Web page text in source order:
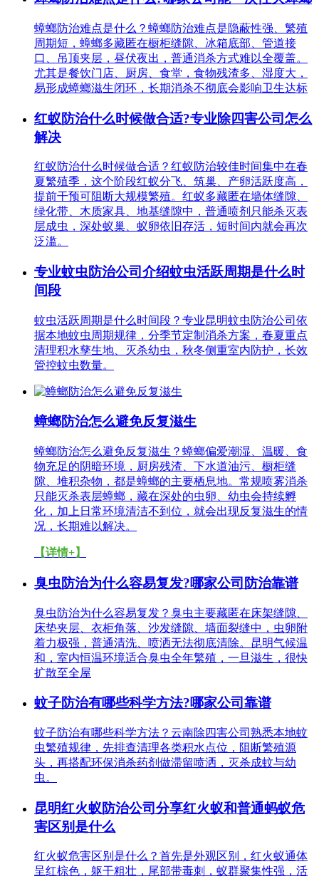
蟑螂防治难点是什么？蟑螂防治难点是隐蔽性强、繁殖
周期短，蟑螂多藏匿在橱柜缝隙、冰箱底部、管道接
口、吊顶夹层，昼伏夜出，普通消杀方式难以全覆盖。
尤其是餐饮门店、厨房、食堂，食物残渣多、湿度大，
易形成蟑螂滋生闭环，长期消杀不彻底会影响卫生达标
红蚁防治什么时候做合适?专业除四害公司怎么
解决
红蚁防治什么时候做合适？红蚁防治较佳时间集中在春
夏繁殖季，这个阶段红蚁分飞、筑巢、产卵活跃度高，
提前干预可阻断大规模繁殖。红蚁多藏匿在墙体缝隙、
绿化带、木质家具、地基缝隙中，普通喷剂只能杀灭表
层成虫，深处蚁巢、蚁卵依旧存活，短时间内就会再次
泛滥。
专业蚊虫防治公司介绍蚊虫活跃周期是什么时
间段
蚊虫活跃周期是什么时间段？专业昆明蚊虫防治公司依
据本地蚊虫周期规律，分季节定制消杀方案，春夏重点
清理积水孳生地、灭杀幼虫，秋冬侧重室内防护，长效
管控蚊虫数量。
蟑螂防治怎么避免反复滋生
蟑螂防治怎么避免反复滋生？蟑螂偏爱潮湿、温暖、食
物充足的阴暗环境，厨房残渣、下水道油污、橱柜缝
隙、堆积杂物，都是蟑螂的主要栖息地。常规喷雾消杀
只能灭杀表层蟑螂，藏在深处的虫卵、幼虫会持续孵
化，加上日常环境清洁不到位，就会出现反复滋生的情
况，长期难以解决。
【详情+】
臭虫防治为什么容易复发?哪家公司防治靠谱
臭虫防治为什么容易复发？臭虫主要藏匿在床架缝隙、
床垫夹层、衣柜角落、沙发缝隙、墙面裂缝中，虫卵附
着力极强，普通清洗、喷洒无法彻底清除。昆明气候温
和，室内恒温环境适合臭虫全年繁殖，一旦滋生，很快
扩散至全屋
蚊子防治有哪些科学方法?哪家公司靠谱
蚊子防治有哪些科学方法？云南除四害公司熟悉本地蚊
虫繁殖规律，先排查清理各类积水点位，阻断繁殖源
头，再搭配环保消杀药剂做滞留喷洒，灭杀成蚊与幼
虫。
昆明红火蚁防治公司分享红火蚁和普通蚂蚁危
害区别是什么
红火蚁危害区别是什么？首先是外观区别，红火蚁通体
呈红棕色，躯干粗壮，尾部带毒刺，蚁群聚集性强，活